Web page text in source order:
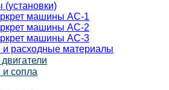
машины АС-1
машины АС-2
машины АС-3
расходные материалы
и сопла